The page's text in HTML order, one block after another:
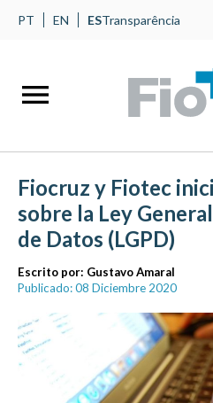
PT EN ESTransparência
Fiocruz y Fiotec
sobre la Ley
de Datos (LGPD)
Escrito por: Gustavo Amaral
Publicado: 08 Diciembre 2020